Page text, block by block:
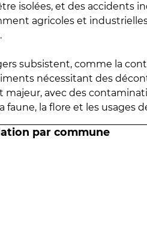
isolées, et des accidents
agricoles et
subsistent, comme la
nécessitant des
avec des
la flore et les usages
par commune